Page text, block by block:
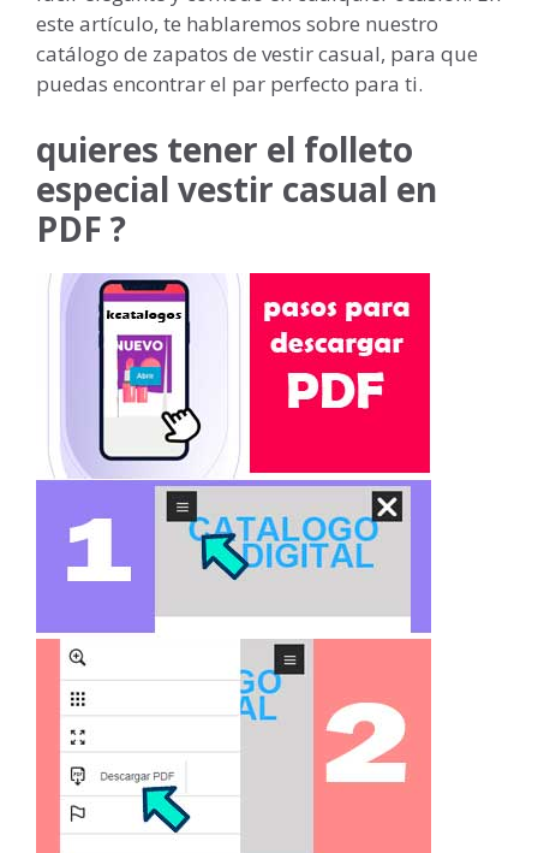
este artículo, te hablaremos sobre nuestro
catálogo de zapatos de vestir casual, para que
puedas encontrar el par perfecto para ti.
quieres tener el folleto
especial vestir casual en
PDF ?